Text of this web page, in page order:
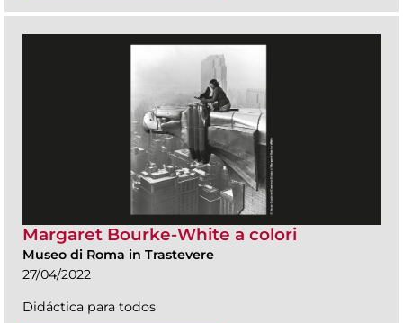
Margaret Bourke-White a colori
Museo di Roma in Trastevere
27/04/2022
Didáctica para todos